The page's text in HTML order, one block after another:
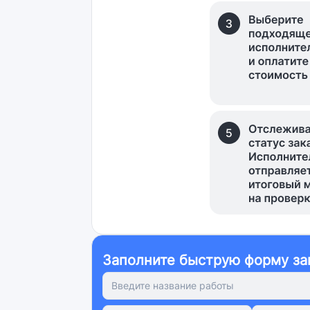
Заполните быструю форму